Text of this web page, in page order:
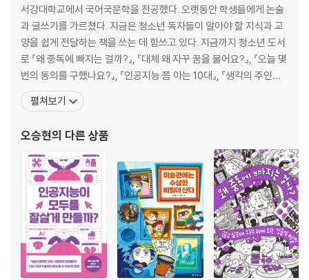
자동화된 불평등이 만들어진다고?
선한 알고리즘을 늘리는 방법
일상을 감시당하는 알고크라시
3장. 인공지능도 마음을 가질 수 있을까? - 관계
인간이 되고 싶은 로봇
소셜 로봇이 온다!
인간보다 더 인간답게
로봇에게도 마음이 있을까?
태초에 느낌이 있었다
얼마나 닮았는가
인공지능과 로봇의 권리
4장. 업로드된 정신도 인간일까? - 신체
기계화된 신체를 가진 사람들
몸을 기계로 만든다면?
서강대학교에서 국어국문학을 전공했다. 오랫동안 학생들에게 논술
과 글쓰기를 가르쳤다. 지금은 청소년 독자들이 알아야 할 지식과 교
양을 쉽게 전달하는 책을 쓰는 데 힘쓰고 있다. 지금까지 청소년 도서
로 『왜 중독에 빠지는 걸까?』, 『대체 왜 자꾸 꿈을 물어요?』, 『오늘 몇
번의 동의를 구했나요?』, 『인공지능 쫌 아는 10대』, 『생각의 주인은
나』 등을 썼다, 어린이 도서로는 『미술관에는 수상한 비밀이 산다』,
『지구에 옷이 너무 많다고?』, 『세계는 왜 끝없이 싸울까?』, 『지금은
주인은 나』는 중학교
펼쳐보기
오승현의 다른 상품